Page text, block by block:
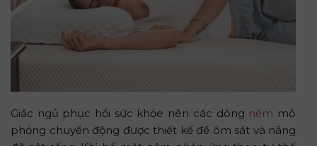
Giấc ngủ phục hồi sức khỏe nên các dòng nệm mô
phỏng chuyển động được thiết kế để ôm sát và nâng